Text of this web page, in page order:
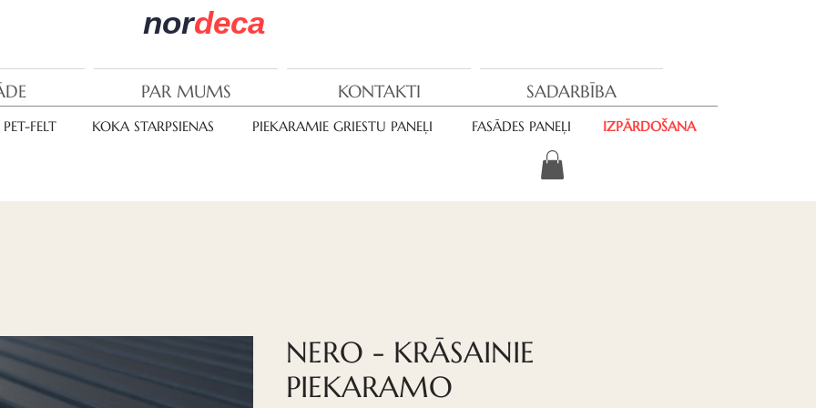
nordeca
PAR MUMS KONTAKTI SADARBĪBA
PET-FELT KOKA STARPSIENAS PIEKARAMIE GRIESTU PANEĻI FASĀDES PANEĻI IZPĀRDOŠANA
NERO - KRĀSAINIE
PIEKARAMO